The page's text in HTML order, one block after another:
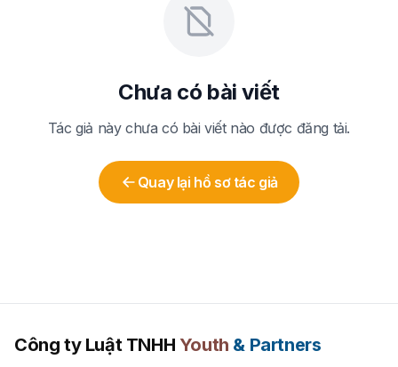
Chưa có bài viết
Tác giả này chưa có bài viết nào được đăng tải.
Quay lại hồ sơ tác giả
Công ty Luật TNHH Youth & Partners